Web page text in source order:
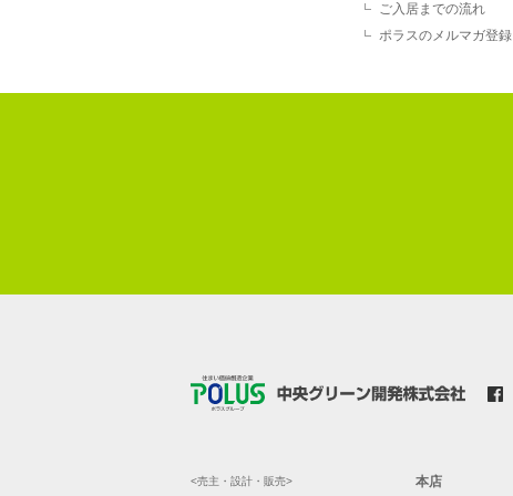
ご入居までの流れ
ポラスのメルマガ登録
<売主・設計・販売> 本店